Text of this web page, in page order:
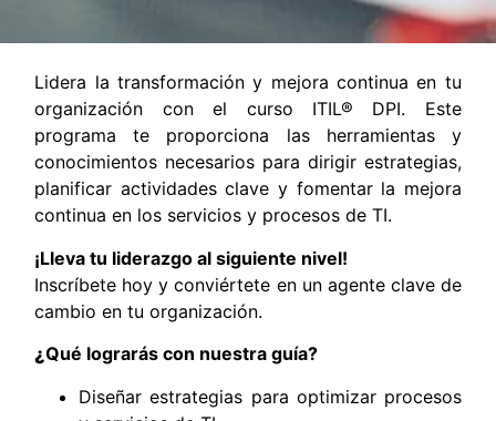
Lidera la transformación y mejora continua en tu
organización con el curso ITIL® DPI. Este
programa te proporciona las herramientas y
conocimientos necesarios para dirigir estrategias,
planificar actividades clave y fomentar la mejora
continua en los servicios y procesos de TI.
¡Lleva tu liderazgo al siguiente nivel!
Inscríbete hoy y conviértete en un agente clave de
cambio en tu organización.
¿Qué lograrás con nuestra guía?
Diseñar estrategias para optimizar procesos